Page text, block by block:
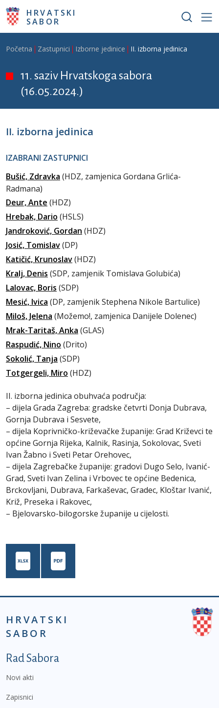
Skoči na glavni sadržaj
HRVATSKI
SABOR
Breadcrumb
Početna Zastupnici Izborne jedinice II. izborna jedinica
11. saziv Hrvatskoga sabora
(16.05.2024.)
II. izborna jedinica
IZABRANI ZASTUPNICI
Bušić, Zdravka (HDZ, zamjenica Gordana Grlića-
Radmana)
Deur, Ante (HDZ)
Hrebak, Dario (HSLS)
Jandroković, Gordan (HDZ)
Josić, Tomislav(DP)
Katičić, Krunoslav(HDZ)
Kralj, Denis (SDP, zamjenik Tomislava Golubića)
Lalovac, Boris (SDP)
Mesić, Ivica (DP, zamjenik Stephena Nikole Bartulice)
Miloš, Jelena (Možemo!, zamjenica Danijele Dolenec)
Mrak-Taritaš, Anka (GLAS)
Raspudić, Nino (Drito)
Sokolić, Tanja (SDP)
Totgergeli, Miro (HDZ)
II. izborna jedinica obuhvaća područja:
– dijela Grada Zagreba: gradske četvrti Donja Dubrava,
Gornja Dubrava i Sesvete,
– dijela Koprivničko-križevačke županije: Grad Križevci te
općine Gornja Rijeka, Kalnik, Rasinja, Sokolovac, Sveti
Ivan Žabno i Sveti Petar Orehovec,
– dijela Zagrebačke županije: gradovi Dugo Selo, Ivanić-
Grad, Sveti Ivan Zelina i Vrbovec te općine Bedenica,
Brckovljani, Dubrava, Farkaševac, Gradec, Kloštar Ivanić,
Križ, Preseka i Rakovec,
– Bjelovarsko-bilogorske županije u cijelosti.
HRVATSKI
SABOR
Podnožje prvi izbornik
Rad Sabora
Novi akti
Zapisnici